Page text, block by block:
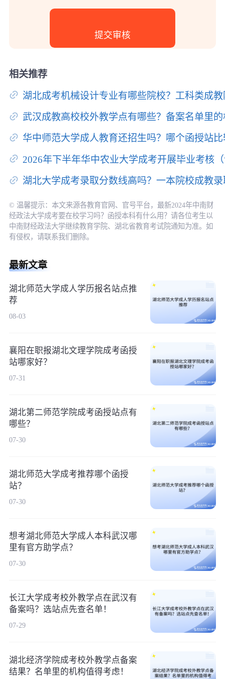
相关推荐
湖北成考机械设计专业有哪些院校？工科类成
武汉成教高校校外教学点有哪些？备案名单里
华中师范大学成人教育还招生吗？哪个函授站
2026年下半年华中农业大学成考开展毕业考核
湖北大学成考录取分数线高吗？一本院校成教
© 温馨提示：本文来源各教育官网、官号平台，最新2024年中南财
经政法大学成考要在校学习吗？函授本科有什么用？请各位考生以
中南财经政法大学继续教育学院、湖北省教育考试院通知为准。如
有侵权，请联系我们删除。
最新文章
湖北师范大学成人学历报名站点推
荐
08-03
襄阳在职报湖北文理学院成考函授
站哪家好？
07-31
湖北第二师范学院成考函授站点有
哪些？
07-30
湖北师范大学成考推荐哪个函授
站？
07-30
想考湖北师范大学成人本科武汉哪
里有官方助学点？
07-30
长江大学成考校外教学点在武汉有
备案吗？选站点先查名单！
07-29
湖北经济学院成考校外教学点备案
结果？名单里的机构值得考虑！